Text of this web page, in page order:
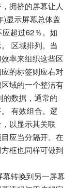
拥挤的屏幕让人
)显示屏幕总体盖
超过62％。如
区域排列。当
率来组织这些区
的标签则应右对
域的一个整洁有
的数据，通常的
有效组合。逻
以显示其关联
应当分隔开。在
框也同样可做到
转换到另一屏幕